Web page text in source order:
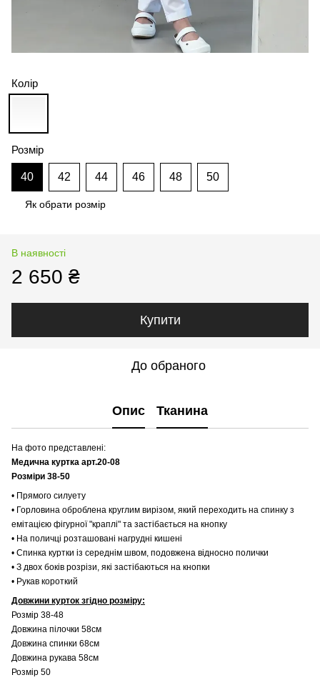
Колір
Розмір
40 42 44 46 48 50
Як обрати розмір
В наявності
2 650 ₴
Купити
До обраного
Опис Тканина
На фото представлені:
Медична куртка арт.20-08
Розміри 38-50
• Прямого силуету
• Горловина оброблена круглим вирізом, який переходить на спинку з
емітацією фігурної "краплі" та застібається на кнопку
• На поличці розташовані нагрудні кишені
• Спинка куртки із середнім швом, подовжена відносно полички
• З двох боків розрізи, які застібаються на кнопки
• Рукав короткий
Довжини курток згідно розміру:
Розмір 38-48
Довжина пілочки 58см
Довжина спинки 68см
Довжина рукава 58см
Розмір 50